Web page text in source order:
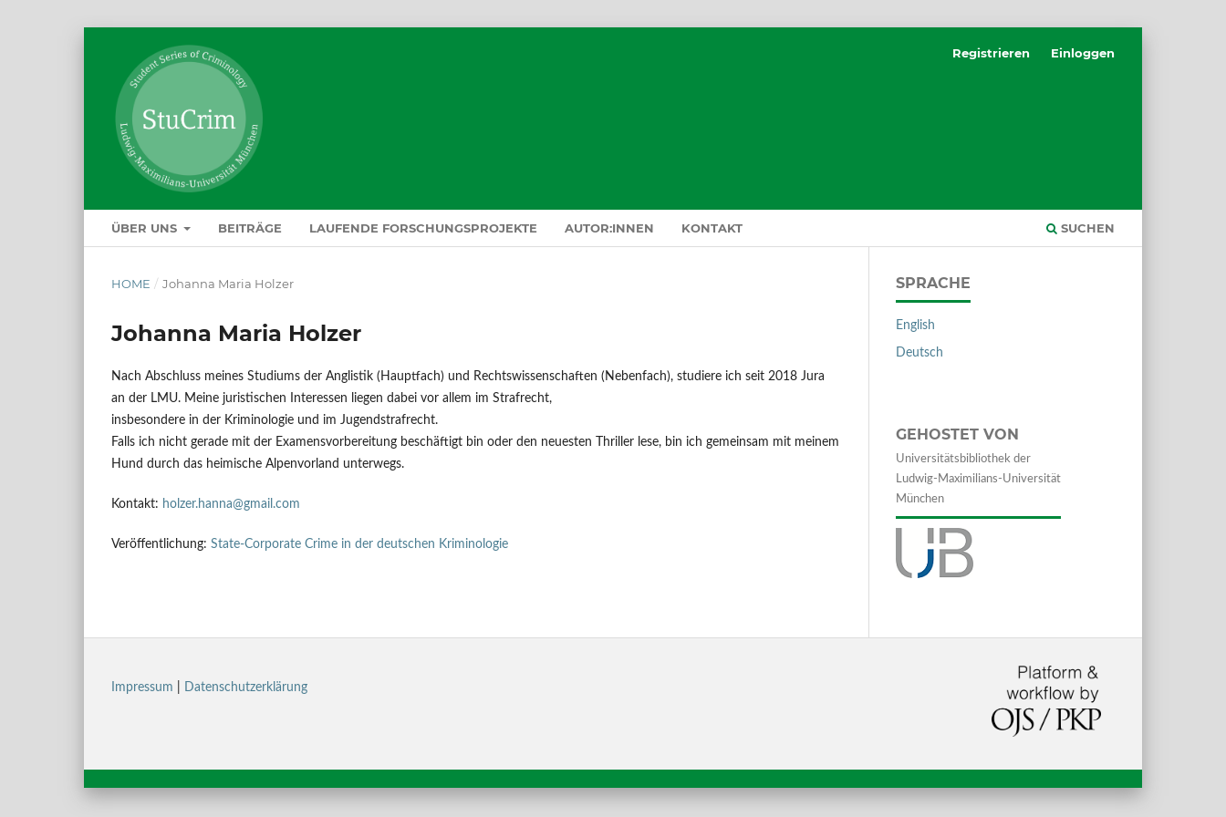
ÜBER UNS BEITRÄGE LAUFENDE FORSCHUNGSPROJEKTE AUTOR:INNEN KONTAKT SUCHEN
Registrieren Einloggen
HOME / Johanna Maria Holzer
Johanna Maria Holzer
Nach Abschluss meines Studiums der Anglistik (Hauptfach) und Rechtswissenschaften (Nebenfach), studiere ich seit 2018 Jura
an der LMU. Meine juristischen Interessen liegen dabei vor allem im Strafrecht,
insbesondere in der Kriminologie und im Jugendstrafrecht.
Falls ich nicht gerade mit der Examensvorbereitung beschäftigt bin oder den neuesten Thriller lese, bin ich gemeinsam mit meinem
Hund durch das heimische Alpenvorland unterwegs.
Kontakt: holzer.hanna@gmail.com
Veröffentlichung: State-Corporate Crime in der deutschen Kriminologie
SPRACHE
English
Deutsch
GEHOSTET VON
Universitätsbibliothek der
Ludwig-Maximilians-Universität
München
Impressum Datenschutzerklärung